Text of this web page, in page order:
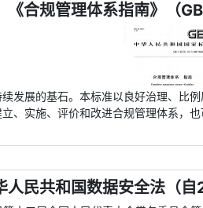
《合规管理体系指南》（
发展的基石。本标准以良好治理、比
、实施、评价和改进合规管理体系，
人民共和国数据安全法（自